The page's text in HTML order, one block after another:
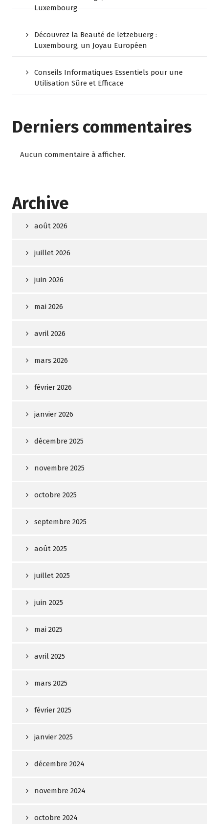
Luxembourg
Découvrez la Beauté de lëtzebuerg :
Luxembourg, un Joyau Européen
Conseils Informatiques Essentiels pour une
Utilisation Sûre et Efficace
Derniers commentaires
Aucun commentaire à afficher.
Archive
août 2026
juillet 2026
juin 2026
mai 2026
avril 2026
mars 2026
février 2026
janvier 2026
décembre 2025
novembre 2025
octobre 2025
septembre 2025
août 2025
juillet 2025
juin 2025
mai 2025
avril 2025
mars 2025
février 2025
janvier 2025
décembre 2024
novembre 2024
octobre 2024